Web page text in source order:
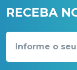
RECEBA